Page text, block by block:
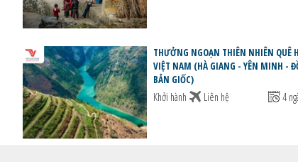
THƯỞNG NGOẠN THIÊN NHIÊN QUÊ
VIỆT NAM (HÀ GIANG - YÊN MINH -
BẢN GIỐC)
Khởi hành Liên hệ 4